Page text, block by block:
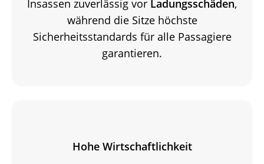
Insassen zuverlässig vor Ladungsschäden,
während die Sitze höchste
Sicherheitsstandards für alle Passagiere
garantieren.
Hohe Wirtschaftlichkeit